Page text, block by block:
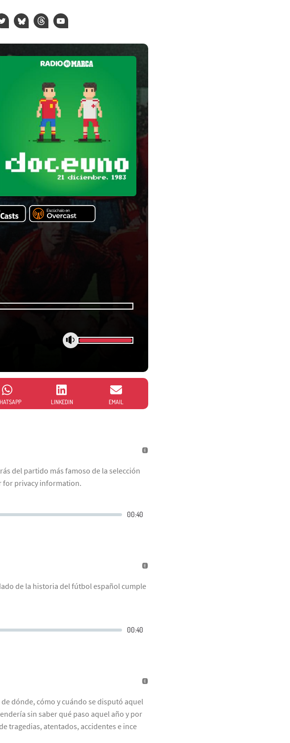
LINKEDIN EMAIL
del partido más famoso de la selección
for privacy information.
de la historia del fútbol español cumple
dónde, cómo y cuándo se disputó aquel
sin saber qué paso aquel año y por
tragedias, atentados, accidentes e ince